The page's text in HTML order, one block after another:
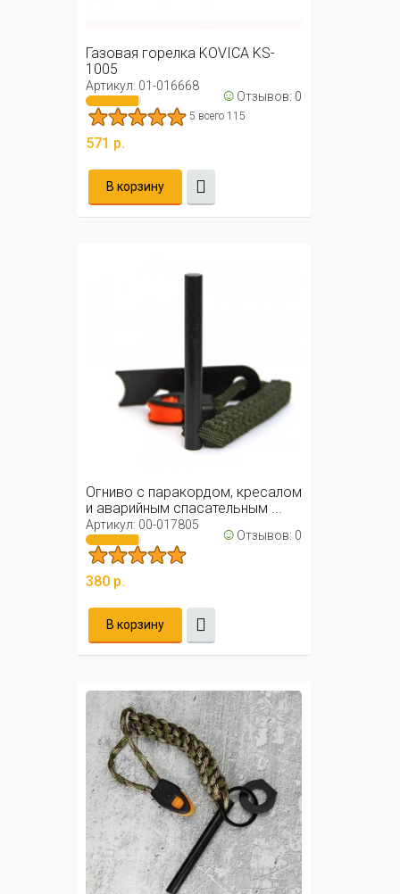
Газовая горелка KOVICA KS-
1005
Артикул: 01-016668 ☺ Отзывов: 0
5 всего 115
571 р.
В корзину
Огниво с паракордом, кресалом
и аварийным спасательным ...
Артикул: 00-017805 ☺ Отзывов: 0
380 р.
В корзину